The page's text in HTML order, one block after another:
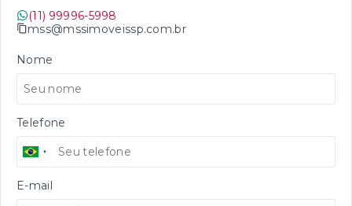
(11) 99996-5998
mss@mssimoveissp.com.br
Nome
Telefone
E-mail